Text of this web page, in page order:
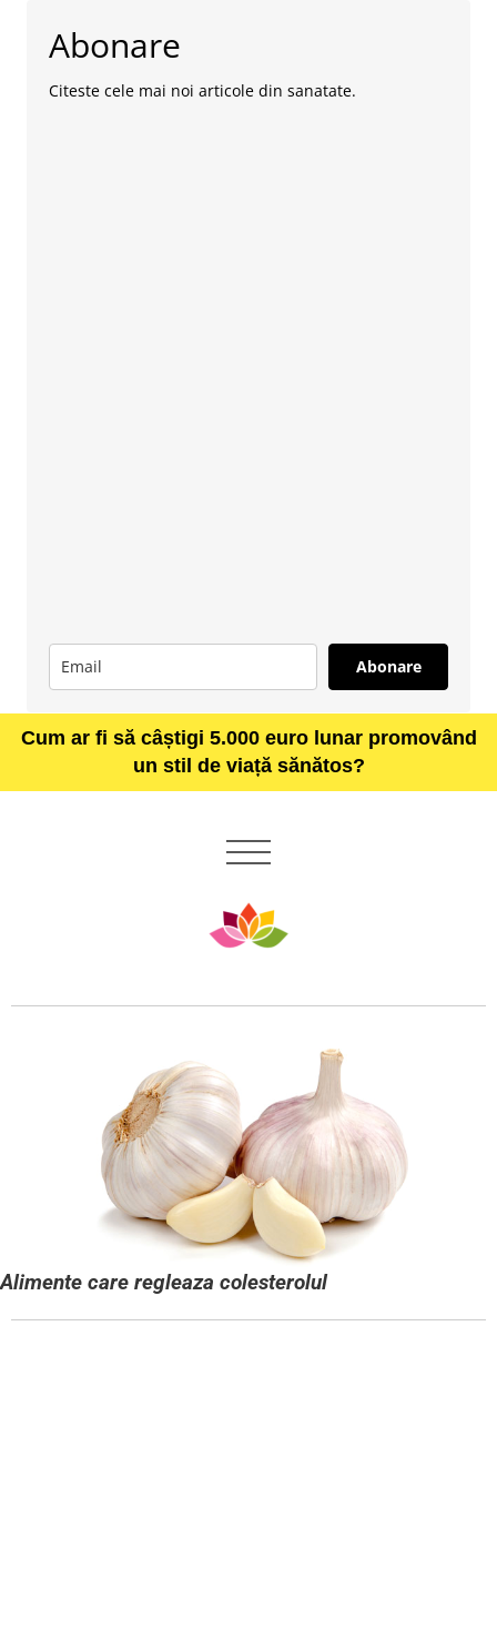
Abonare
Citeste cele mai noi articole din sanatate.
Abonare
Cum ar fi să câștigi 5.000 euro lunar promovând
un stil de viață sănătos?
Alimente care regleaza colesterolul